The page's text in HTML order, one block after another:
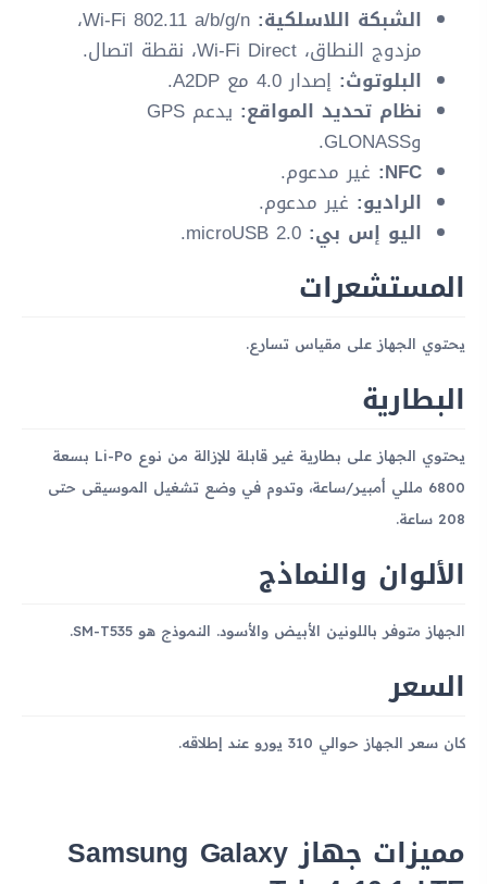
الشبكة اللاسلكية:
Wi-Fi 802.11 a/b/g/n،
مزدوج النطاق، Wi-Fi Direct، نقطة اتصال.
البلوتوث: إصدار 4.0 مع A2DP.
نظام تحديد المواقع:
يدعم GPS
وGLONASS.
NFC: غير مدعوم.
الراديو: غير مدعوم.
اليو إس بي:
المستشعرات
يحتوي الجهاز على مقياس تسارع.
البطارية
يحتوي الجهاز على بطارية غير قابلة للإزالة من نوع Li-Po بسعة
6800 مللي أمبير/ساعة، وتدوم في وضع تشغيل الموسيقى حتى
208 ساعة.
الألوان والنماذج
الجهاز متوفر باللونين الأبيض والأسود. النموذج هو SM-T535.
السعر
كان سعر الجهاز حوالي 310 يورو عند إطلاقه.
مميزات جهاز Samsung Galaxy